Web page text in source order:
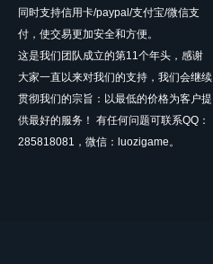
同时支持信用卡/paypal/支付宝/微信支
付，使交易更加安全和方便。
这是我们团队成立的第11个年头，感谢
大家一直以来对我们的支持，我们会继续
贯彻我们的宗旨：以最低的价格为客户提
供最好的服务！ 有任何问题可联系QQ：
285818081，微信：luozigame。